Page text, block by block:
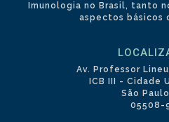
Imunologia no Brasil, tanto
aspectos básicos
Av. Professor
ICB III - Cidade
São
05508-